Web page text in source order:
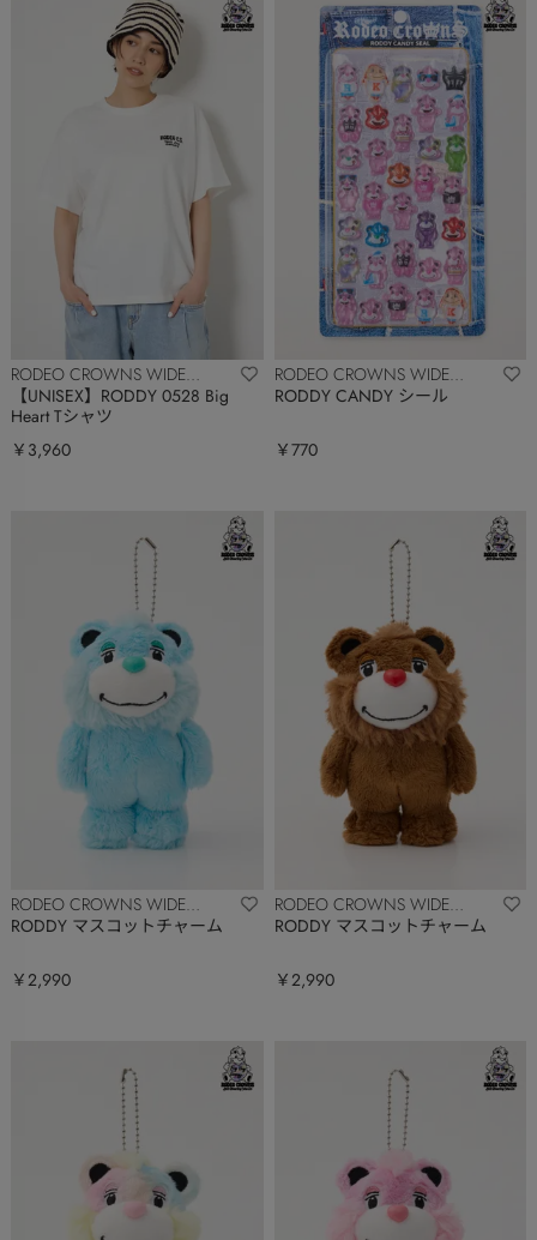
RODEO CROWNS WIDE
BOWL
【UNISEX】RODDY 0528 Big
Heart Tシャツ
￥3,960
RODEO CROWNS WIDE
BOWL
RODDY CANDY シール
￥770
RODEO CROWNS WIDE
BOWL
RODDY マスコットチャーム
￥2,990
RODEO CROWNS WIDE
BOWL
RODDY マスコットチャーム
￥2,990